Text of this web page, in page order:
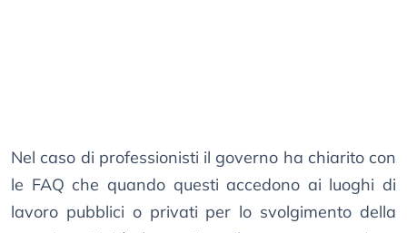
Nel caso di professionisti il governo ha chiarito con
le FAQ che quando questi accedono ai luoghi di
lavoro pubblici o privati per lo svolgimento della